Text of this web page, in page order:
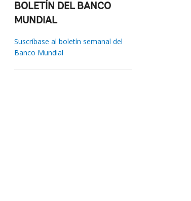
BOLETÍN DEL BANCO
MUNDIAL
Suscríbase al boletín semanal del
Banco Mundial